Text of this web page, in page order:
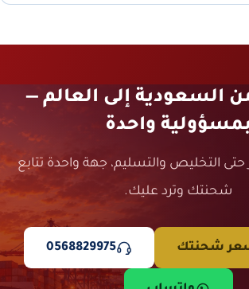
السعودية إلى العالم —
بمسؤولية واحدة
التخليص والتسليم، جهة واحدة تتابع
شحنتك وترد عليك.
شحنتك 0568829975